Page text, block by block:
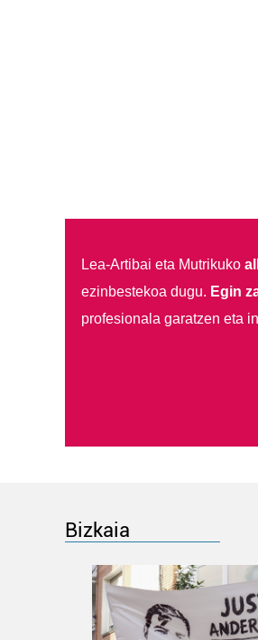
Lea-Artibai eta Mutrikuko
ezinbestekoa dugu. Egin
profesionala garatzen eta
Bizkaia